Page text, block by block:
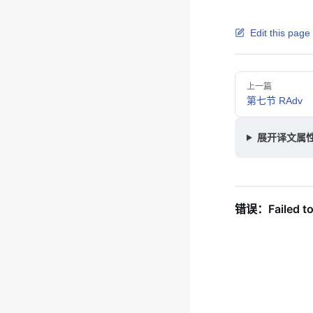
Edit this page
Pager
上一篇
第七节 RAdv
展开译文属